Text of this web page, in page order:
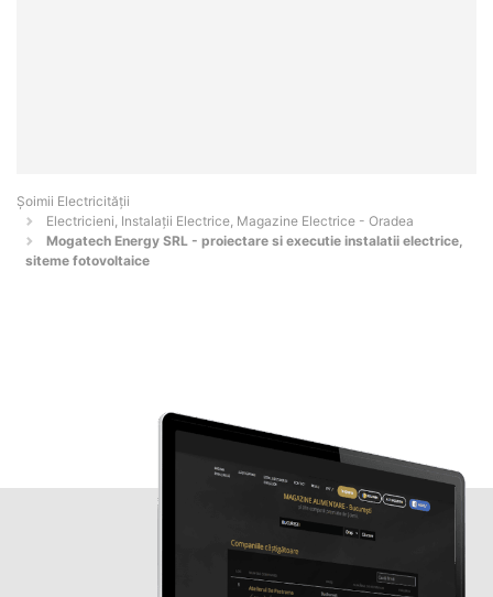
Șoimii Electricității
Electricieni, Instalații Electrice, Magazine Electrice - Oradea
Mogatech Energy SRL - proiectare si executie instalatii electrice,
siteme fotovoltaice